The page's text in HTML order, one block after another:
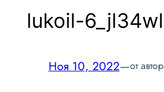
lukoil-
Ноя 10, 2022—от